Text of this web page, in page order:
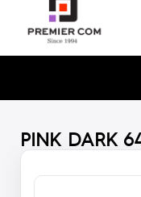
PINK DARK